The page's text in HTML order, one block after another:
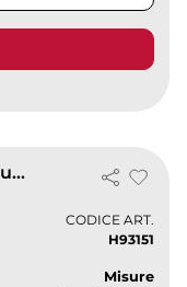
Portachiavi apribottiglie in alluminio leggero e compatto
CODICE ART.
H93151
Misure